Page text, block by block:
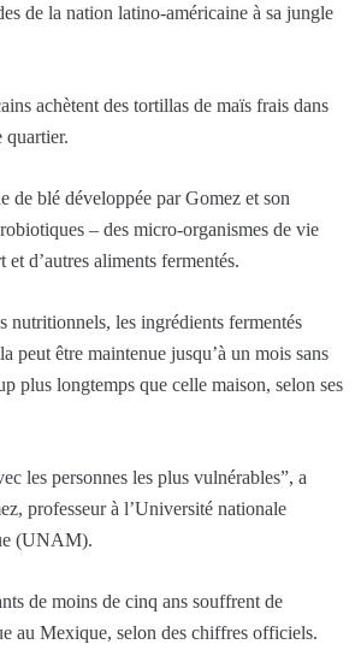
de la nation latino-américaine à sa jungle
achètent des tortillas de maïs frais dans
quartier.
de blé développée par Gomez et son
– des micro-organismes de vie
d’autres aliments fermentés.
nutritionnels, les ingrédients fermentés
peut être maintenue jusqu’à un mois sans
plus longtemps que celle maison, selon ses
les personnes les plus vulnérables”, a
professeur à l’Université nationale
(UNAM).
de moins de cinq ans souffrent de
au Mexique, selon des chiffres officiels.